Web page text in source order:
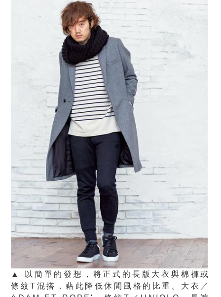
▲ 以簡單的發想，將正式的長版大衣與棉褲或
條紋T混搭，藉此降低休閒風格的比重。大衣／